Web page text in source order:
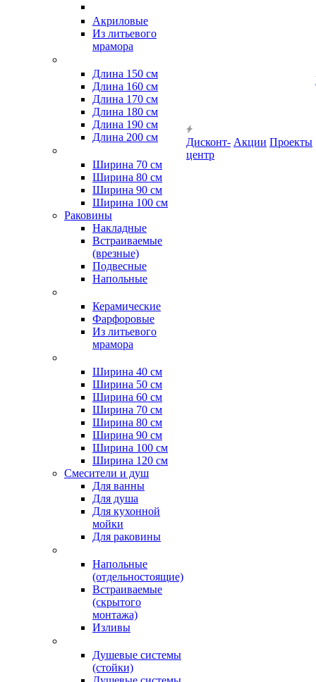
Акриловые
Из литьевого
мрамора
Длина 150 см
Длина 160 см
Длина 170 см
Длина 180 см
Длина 190 см
Длина 200 см
Ширина 70 см
Ширина 80 см
Ширина 90 см
Ширина 100 см
Раковины
Накладные
Встраиваемые
(врезные)
Подвесные
Напольные
Керамические
Фарфоровые
Из литьевого
мрамора
Ширина 40 см
Ширина 50 см
Ширина 60 см
Ширина 70 см
Ширина 80 см
Ширина 90 см
Ширина 100 см
Ширина 120 см
Смесители и душ
Для ванны
Для душа
Для кухонной
мойки
Для раковины
Напольные
(отдельностоящие)
Встраиваемые
(скрытого
монтажа)
Изливы
Душевые системы
(стойки)
Дисконт-
центр
Акции Проекты